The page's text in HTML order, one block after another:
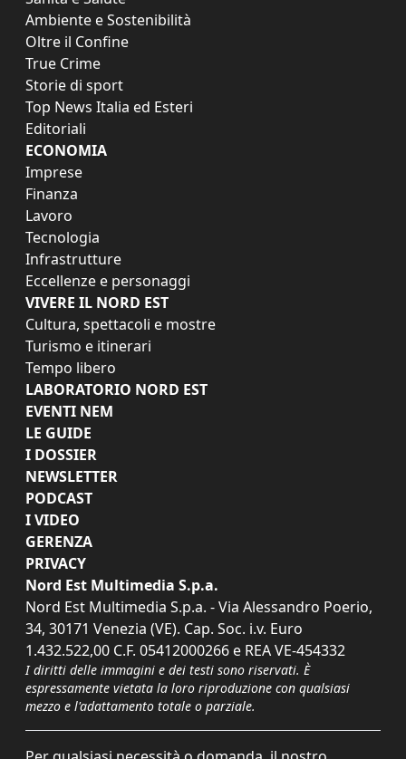
Ambiente e Sostenibilità
Oltre il Confine
True Crime
Storie di sport
Top News Italia ed Esteri
Editoriali
ECONOMIA
Imprese
Finanza
Lavoro
Tecnologia
Infrastrutture
Eccellenze e personaggi
VIVERE IL NORD EST
Cultura, spettacoli e mostre
Turismo e itinerari
Tempo libero
LABORATORIO NORD EST
EVENTI NEM
LE GUIDE
I DOSSIER
NEWSLETTER
PODCAST
I VIDEO
GERENZA
PRIVACY
Nord Est Multimedia S.p.a.
Nord Est Multimedia S.p.a. - Via Alessandro Poerio,
34, 30171 Venezia (VE). Cap. Soc. i.v. Euro
1.432.522,00 C.F. 05412000266 e REA VE-454332
I diritti delle immagini e dei testi sono riservati. È
espressamente vietata la loro riproduzione con qualsiasi
mezzo e l'adattamento totale o parziale.